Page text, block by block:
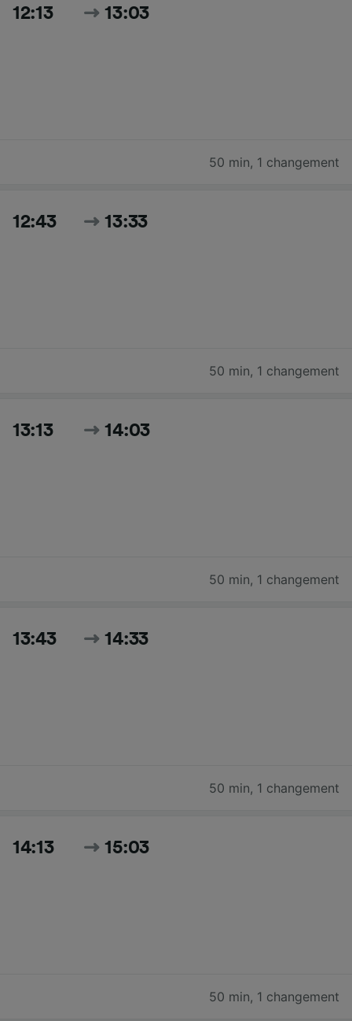
12:13 13:03
50 min, 1 changement
12:43 13:33
50 min, 1 changement
13:13 14:03
50 min, 1 changement
13:43 14:33
50 min, 1 changement
14:13 15:03
50 min, 1 changement